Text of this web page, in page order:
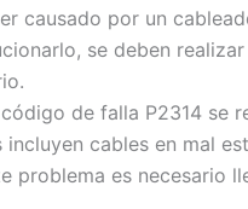
causado por un
se deben
de falla P2314 se
incluyen cables en mal
problema es